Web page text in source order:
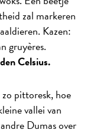
zal markeren
Kazen:
gruyères.
Celsius.
pittoresk, hoe
vallei van
Dumas over